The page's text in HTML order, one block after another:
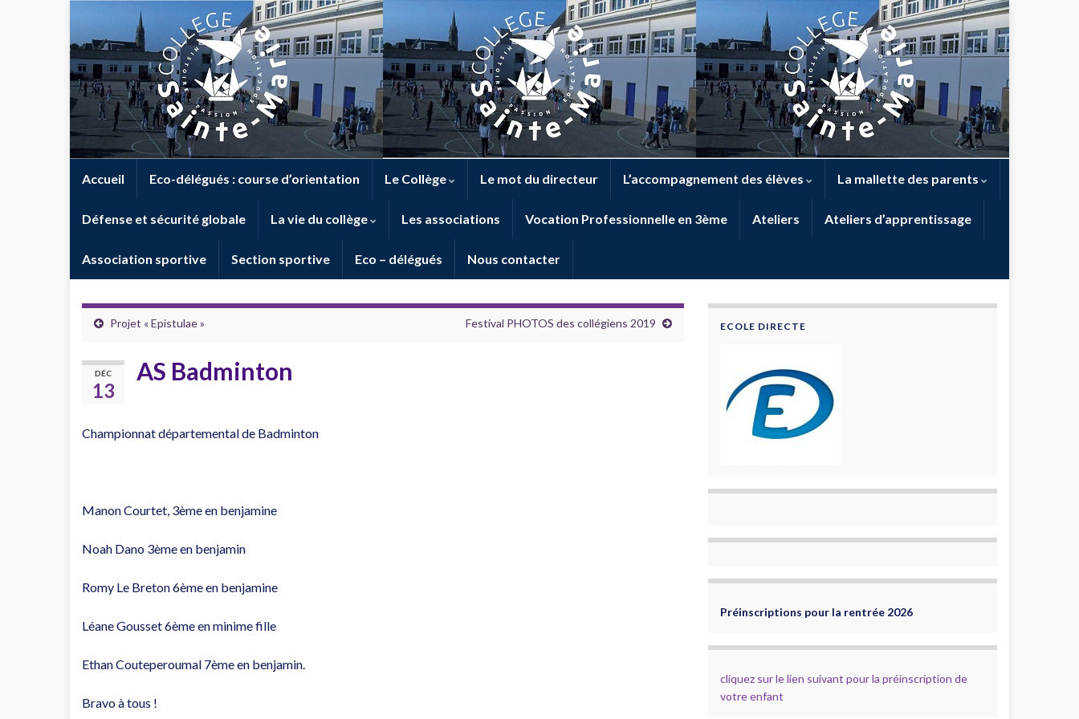
Accueil Eco-délégués : course d’orientation Le Collège Le mot du directeur L’accompagnement des élèves La mallette des parents
Défense et sécurité globale La vie du collège Les associations Vocation Professionnelle en 3ème Ateliers Ateliers d’apprentissage
Association sportive Section sportive Eco – délégués Nous contacter
Projet « Epistulae » Festival PHOTOS des collégiens 2019
DÉC
13
AS Badminton
Championnat départemental de Badminton
Manon Courtet, 3ème en benjamine
Noah Dano 3ème en benjamin
Romy Le Breton 6ème en benjamine
Léane Gousset 6ème en minime fille
Ethan Couteperoumal 7ème en benjamin.
Bravo à tous !
ECOLE DIRECTE
Préinscriptions pour la rentrée 2026
cliquez sur le lien suivant pour la préinscription de
votre enfant